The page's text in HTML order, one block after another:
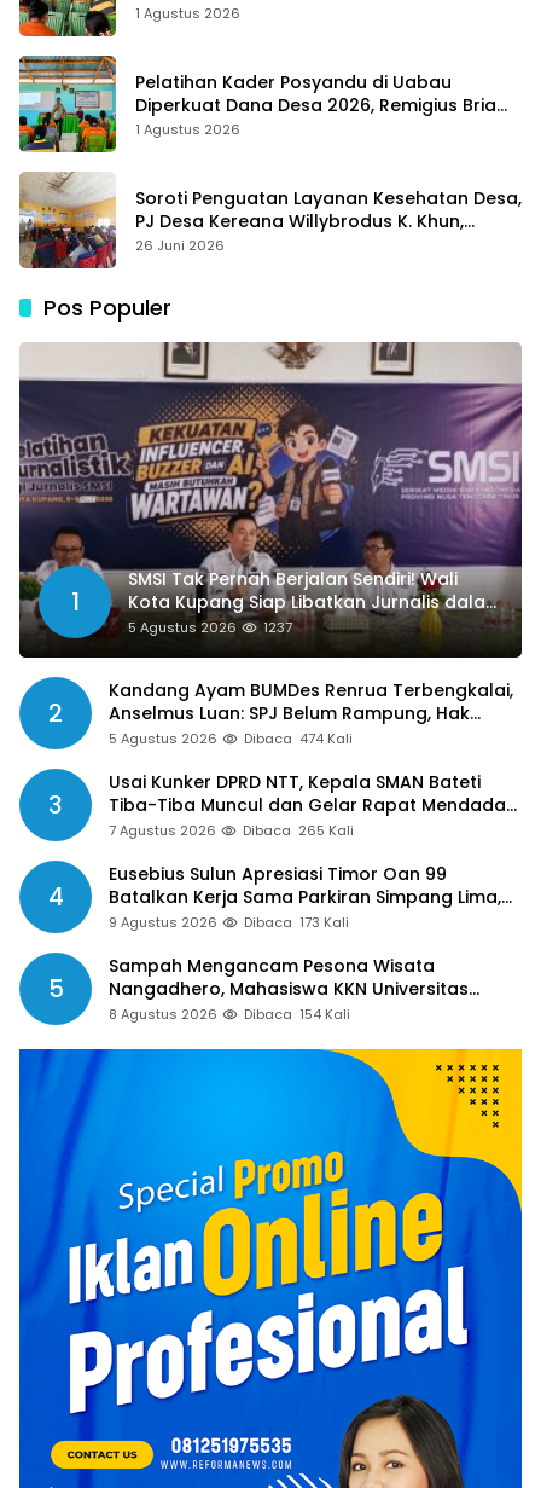
Ujung Tombak Perangi Stunting
1 Agustus 2026
Pelatihan Kader Posyandu di Uabau
Diperkuat Dana Desa 2026, Remigius Bria
Tekankan Transparansi dengan Libatkan
1 Agustus 2026
Soroti Penguatan Layanan Kesehatan Desa,
PJ Desa Kereana Willybrodus K. Khun,
Dukung Penuh Pelatihan Kader Posyandu
26 Juni 2026
Pos Populer
1
SMSI Tak Pernah Berjalan Sendiri! Wali
Kota Kupang Siap Libatkan Jurnalis dalam
Publikasi Program Pemkot
5 Agustus 2026 1237
2
Kandang Ayam BUMDes Renrua Terbengkalai,
Anselmus Luan: SPJ Belum Rampung, Hak
Aparat Desa Sejak Januari Belum Dibayar
5 Agustus 2026 Dibaca 474 Kali
3
Usai Kunker DPRD NTT, Kepala SMAN Bateti
Tiba-Tiba Muncul dan Gelar Rapat Mendadak,
Guru Pertanyakan Hak 15 Persen yang Belum
7 Agustus 2026 Dibaca 265 Kali
4
Eusebius Sulun Apresiasi Timor Oan 99
Batalkan Kerja Sama Parkiran Simpang Lima,
Minta Pemkab Belu Tak Gegabah Buat
9 Agustus 2026 Dibaca 173 Kali
5
Sampah Mengancam Pesona Wisata
Nangadhero, Mahasiswa KKN Universitas
Muhamadiyah Turun Tangan Bersihkan Pantai
8 Agustus 2026 Dibaca 154 Kali